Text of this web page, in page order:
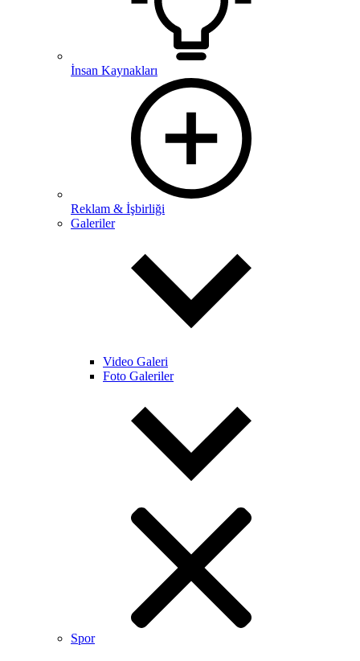
İnsan Kaynakları
Reklam & İşbirliği
Galeriler
Video Galeri
Foto Galeriler
Spor